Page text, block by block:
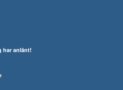
har anlänt!